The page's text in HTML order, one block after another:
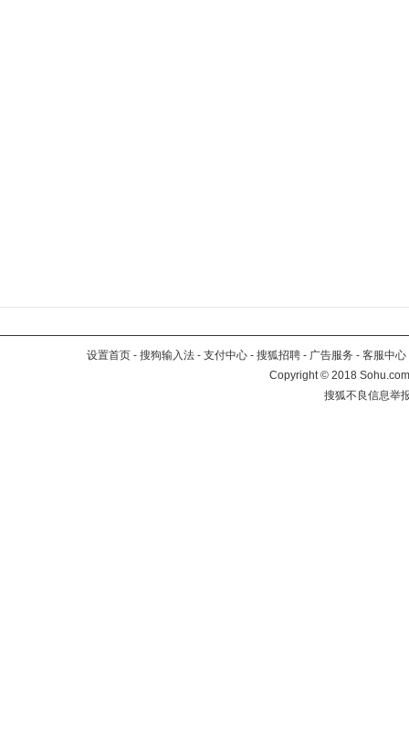
设置首页 - 搜狗输入法 - 支付中心 - 搜狐招聘 - 广告服务 - 客服中心
Copyright©2018
搜狐不良信息举